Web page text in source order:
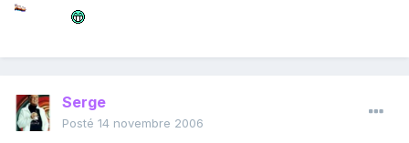
Serge
Posté 14 novembre 2006